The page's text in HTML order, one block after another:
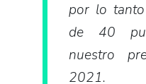
por lo
de 40
nuestro
2021.